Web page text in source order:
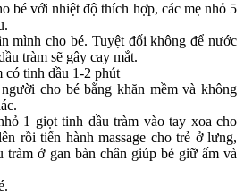
bé với nhiệt độ thích hợp, các mẹ nhỏ 5
mình cho bé. Tuyệt đối không để nước
tràm sẽ gây cay mắt.
có tinh dầu 1-2 phút
cho bé bằng khăn mềm và không
1 giọt tinh dầu tràm vào tay xoa cho
rồi tiến hành massage cho trẻ ở lưng,
tràm ở gan bàn chân giúp bé giữ ấm và